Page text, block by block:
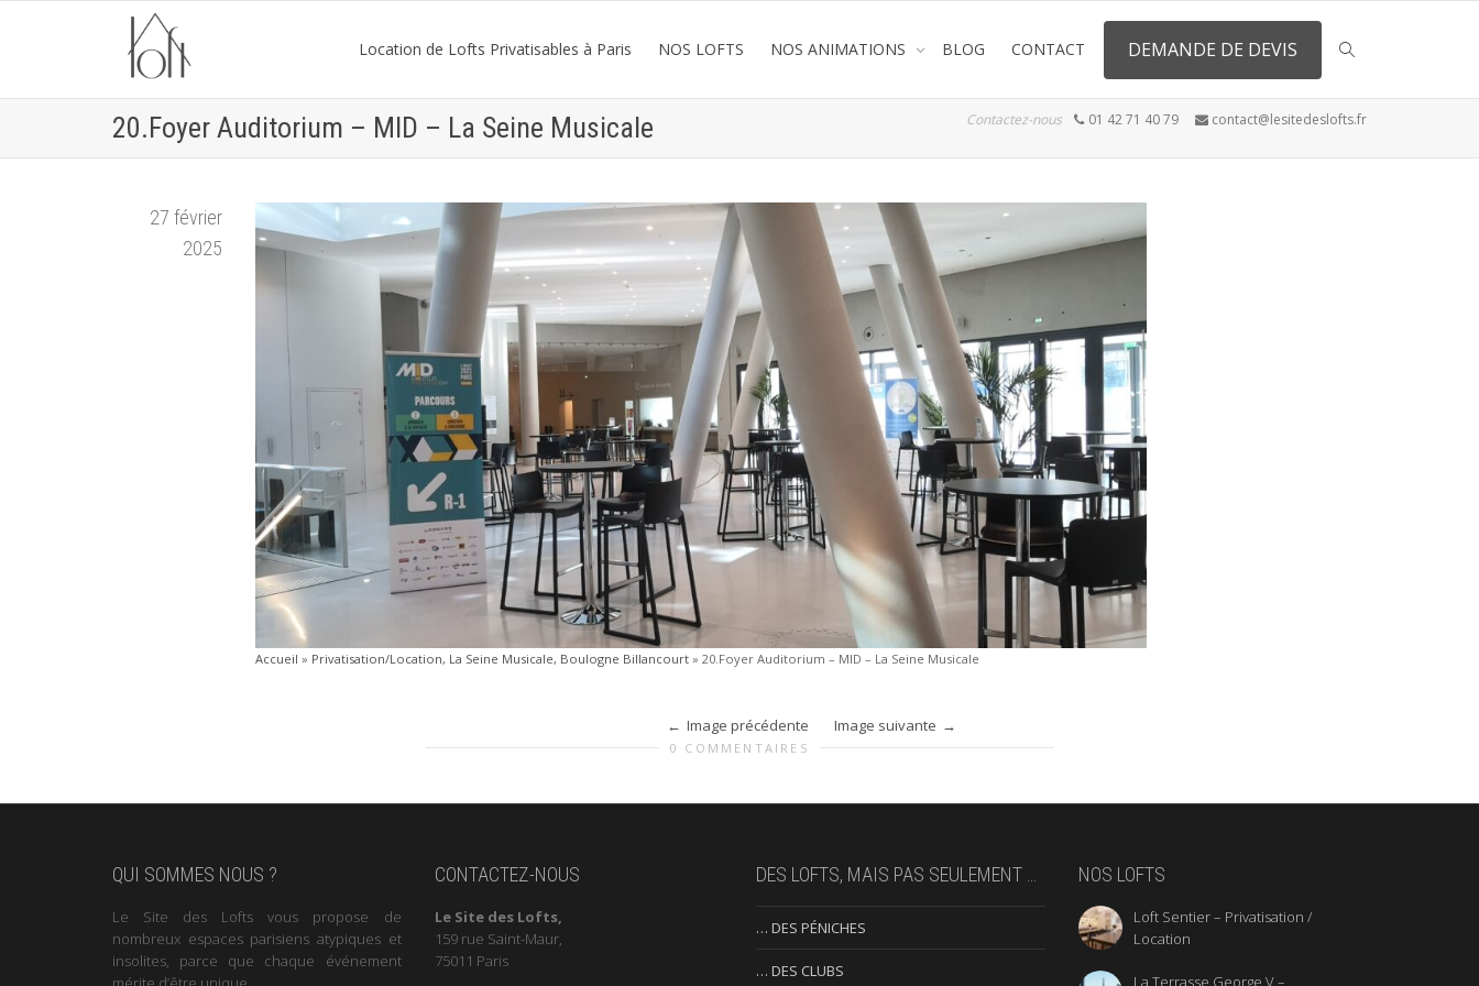
Location de Lofts Privatisables à Paris NOS LOFTS NOS ANIMATIONS BLOG CONTACT DEMANDE DE DEVIS
20.Foyer Auditorium – MID – La Seine Musicale Contactez-nous 01 42 71 40 79 contact@lesitedeslofts.fr
27 février
2025
Accueil » Privatisation/Location, La Seine Musicale, Boulogne Billancourt » 20.Foyer Auditorium – MID – La Seine Musicale
Image précédente Image suivante
0 COMMENTAIRES
QUI SOMMES NOUS ?
Le Site des Lofts vous propose de
nombreux espaces parisiens atypiques et
insolites, parce que chaque événement
CONTACTEZ-NOUS
Le Site des Lofts,
159 rue Saint-Maur,
75011 Paris
DES LOFTS, MAIS PAS SEULEMENT …
… DES PÉNICHES
… DES CLUBS
NOS LOFTS
Loft Sentier – Privatisation /
Location
La Terrasse George V –